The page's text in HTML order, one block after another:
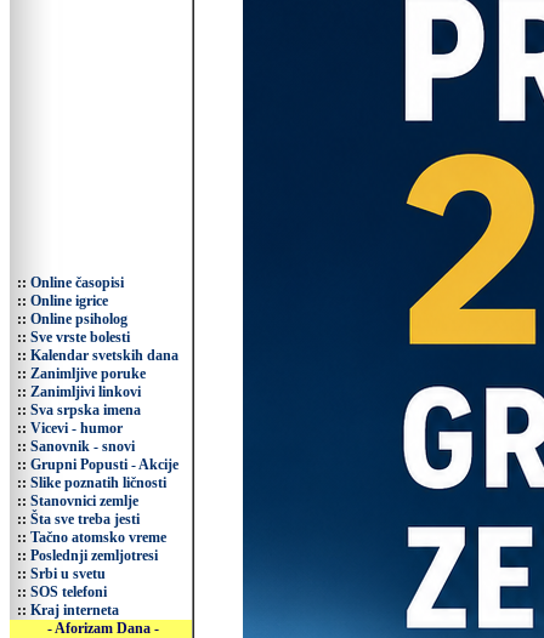
:: Online časopisi
:: Online igrice
:: Online psiholog
:: Sve vrste bolesti
:: Kalendar svetskih dana
:: Zanimljive poruke
:: Zanimljivi linkovi
:: Sva srpska imena
:: Vicevi - humor
:: Sanovnik - snovi
:: Grupni Popusti - Akcije
:: Slike poznatih ličnosti
:: Stanovnici zemlje
:: Šta sve treba jesti
:: Tačno atomsko vreme
:: Poslednji zemljotresi
:: Srbi u svetu
:: SOS telefoni
:: Kraj interneta
- Aforizam Dana -